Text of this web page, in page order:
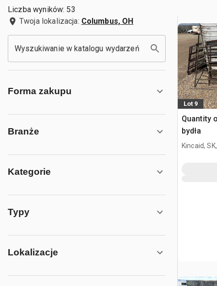
Liczba wyników: 53
Twoja lokalizacja: Columbus, OH
Wyszukiwanie w katalogu wydarzeń
Forma zakupu
Branże
Kategorie
Typy
Lokalizacje
Lot 9
Quantity
bydła
Kincaid,